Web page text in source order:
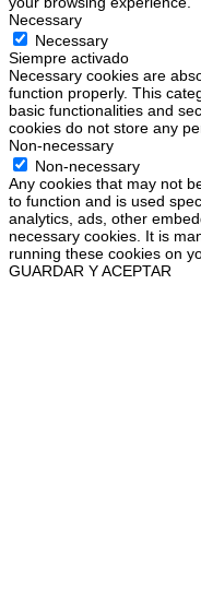
Necessary
Necessary
Siempre activado
Necessary cookies are
function properly. This
basic functionalities and
cookies do not store any
Non-necessary
Non-necessary
Any cookies that may not
to function and is used
analytics, ads, other
necessary cookies. It is
running these cookies on
GUARDAR Y ACEPTAR